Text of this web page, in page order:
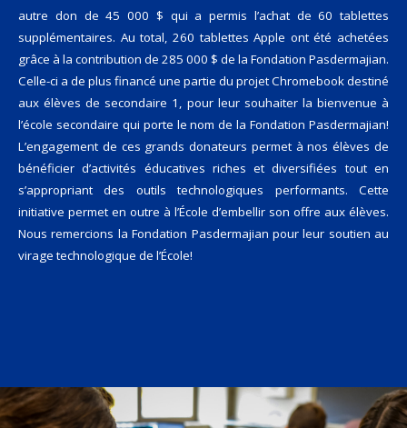
autre don de 45 000 $ qui a permis l’achat de 60 tablettes
supplémentaires. Au total, 260 tablettes Apple ont été achetées
grâce à la contribution de 285 000 $ de la Fondation Pasdermajian.
Celle-ci a de plus financé une partie du projet Chromebook destiné
aux élèves de secondaire 1, pour leur souhaiter la bienvenue à
l’école secondaire qui porte le nom de la Fondation Pasdermajian!
L’engagement de ces grands donateurs permet à nos élèves de
bénéficier d’activités éducatives riches et diversifiées tout en
s’appropriant des outils technologiques performants. Cette
initiative permet en outre à l’École d’embellir son offre aux élèves.
Nous remercions la Fondation Pasdermajian pour leur soutien au
virage technologique de l’École!